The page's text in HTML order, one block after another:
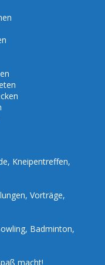
Kneipentreffen,
Vorträge,
Badminton,
macht!